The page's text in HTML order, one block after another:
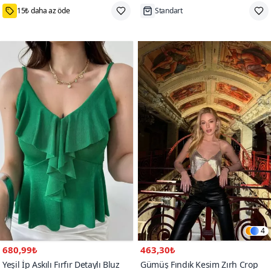
Standart Tükenmek Üzere
680,99₺
Yeşil İp Askılı Fırfır Detaylı Bluz
4
463,30₺
Gümüş Fındık Kesim Zırh Crop